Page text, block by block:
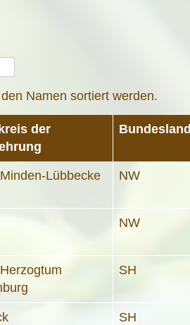
Namen sortiert werden.
der
Bundesland
Lübbecke NW
NW
SH
SH